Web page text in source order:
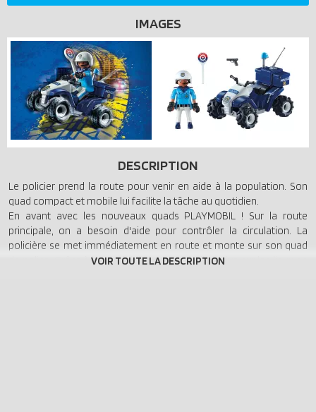
IMAGES
DESCRIPTION
Le policier prend la route pour venir en aide à la population. Son
quad compact et mobile lui facilite la tâche au quotidien.
En avant avec les nouveaux quads PLAYMOBIL ! Sur la route
principale, on a besoin d'aide pour contrôler la circulation. La
policière se met immédiatement en route et monte sur son quad
de police. Grâce à la maniabilité du quad, elle arrive sur les lieux en